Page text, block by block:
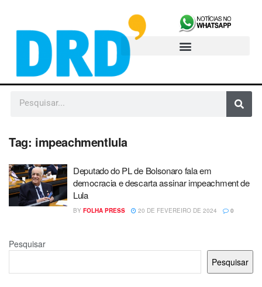
Tag: impeachmentlula
Deputado do PL de Bolsonaro fala em
democracia e descarta assinar impeachment de
Lula
BY FOLHA PRESS 20 DE FEVEREIRO DE 2024 0
Pesquisar
Pesquisar